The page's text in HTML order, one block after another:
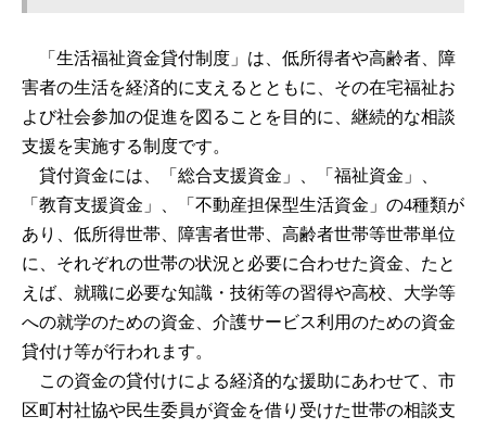
「生活福祉資金貸付制度」は、低所得者や高齢者、障
害者の生活を経済的に支えるとともに、その在宅福祉お
よび社会参加の促進を図ることを目的に、継続的な相談
支援を実施する制度です。
貸付資金には、「総合支援資金」、「福祉資金」、
「教育支援資金」、「不動産担保型生活資金」の4種類が
あり、低所得世帯、障害者世帯、高齢者世帯等世帯単位
に、それぞれの世帯の状況と必要に合わせた資金、たと
えば、就職に必要な知識・技術等の習得や高校、大学等
への就学のための資金、介護サービス利用のための資金
貸付け等が行われます。
この資金の貸付けによる経済的な援助にあわせて、市
区町村社協や民生委員が資金を借り受けた世帯の相談支